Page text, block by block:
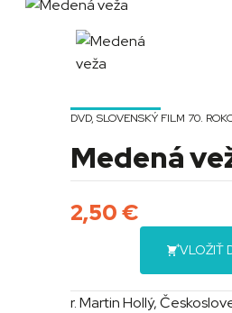
DVD, SLOVENSKÝ FILM 70.
Medená
2,50€
VLOŽIŤ
r. Martin Hollý,